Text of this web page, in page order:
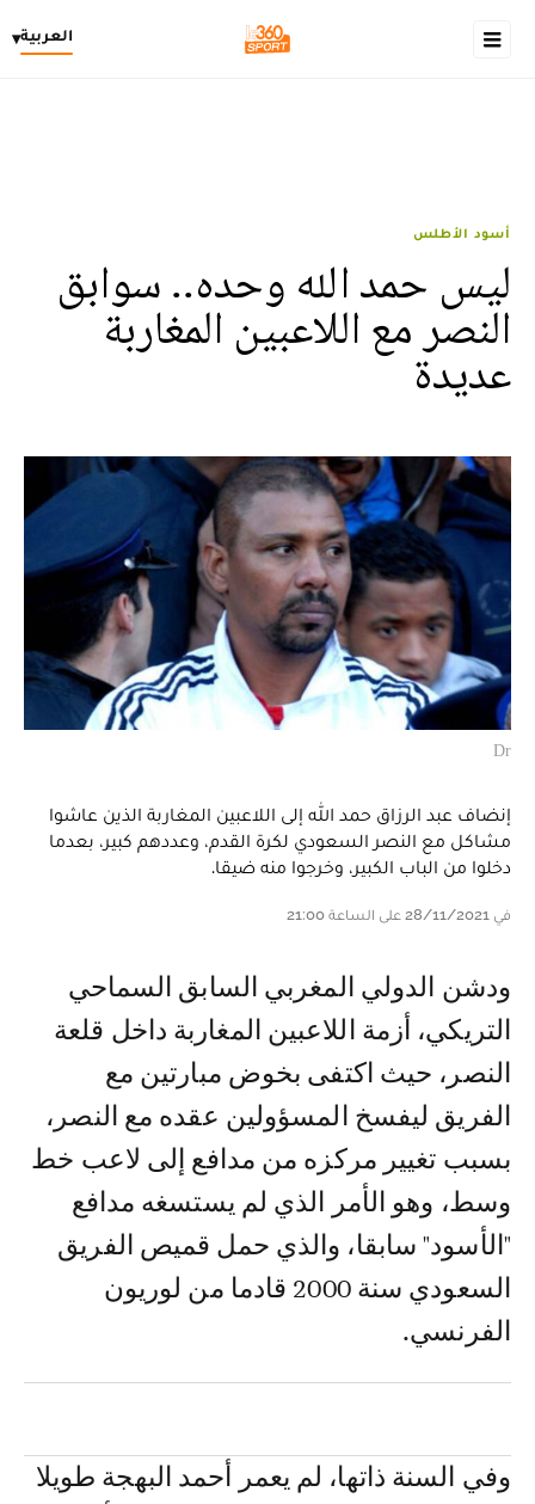
العربية▾
أسود الأطلس
ليس حمد الله وحده.. سوابق
النصر مع اللاعبين المغاربة
عديدة
Dr
إنضاف عبد الرزاق حمد الله إلى اللاعبين المغاربة الذين عاشوا
مشاكل مع النصر السعودي لكرة القدم، وعددهم كبير، بعدما
دخلوا من الباب الكبير، وخرجوا منه ضيقا.
في 28/11/2021 على الساعة 21:00
ودشن الدولي المغربي السابق السماحي
التريكي، أزمة اللاعبين المغاربة داخل قلعة
النصر، حيث اكتفى بخوض مبارتين مع
الفريق ليفسخ المسؤولين عقده مع النصر،
بسبب تغيير مركزه من مدافع إلى لاعب خط
وسط، وهو الأمر الذي لم يستسغه مدافع
"الأسود" سابقا، والذي حمل قميص الفريق
السعودي سنة 2000 قادما من لوريون
الفرنسي.
وفي السنة ذاتها، لم يعمر أحمد البهجة طويلا